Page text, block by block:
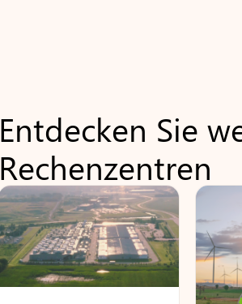
Entdecken Sie
Rechenzentren